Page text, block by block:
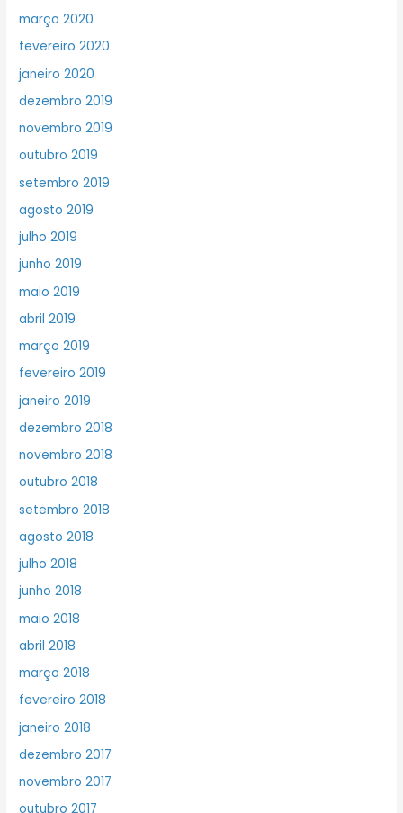
março 2020
fevereiro 2020
janeiro 2020
dezembro 2019
novembro 2019
outubro 2019
setembro 2019
agosto 2019
julho 2019
junho 2019
maio 2019
abril 2019
março 2019
fevereiro 2019
janeiro 2019
dezembro 2018
novembro 2018
outubro 2018
setembro 2018
agosto 2018
julho 2018
junho 2018
maio 2018
abril 2018
março 2018
fevereiro 2018
janeiro 2018
dezembro 2017
novembro 2017
outubro 2017